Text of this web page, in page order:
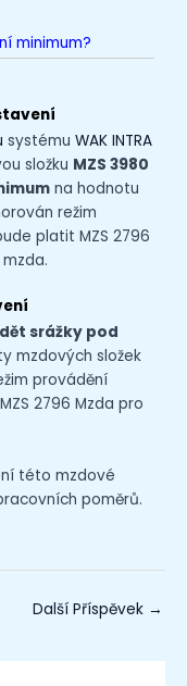
minimum?
systému WAK INTRA
složku MZS 3980
na hodnotu
režim
platit MZS 2796
srážky pod
mzdových složek
provádění
2796 Mzda pro
této mzdové
poměrů.
Další Příspěvek →